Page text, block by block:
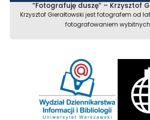
“Fotografuję duszę” – Krzysztof
Krzysztof Gierałtowski jest fotografem od
fotografowaniem